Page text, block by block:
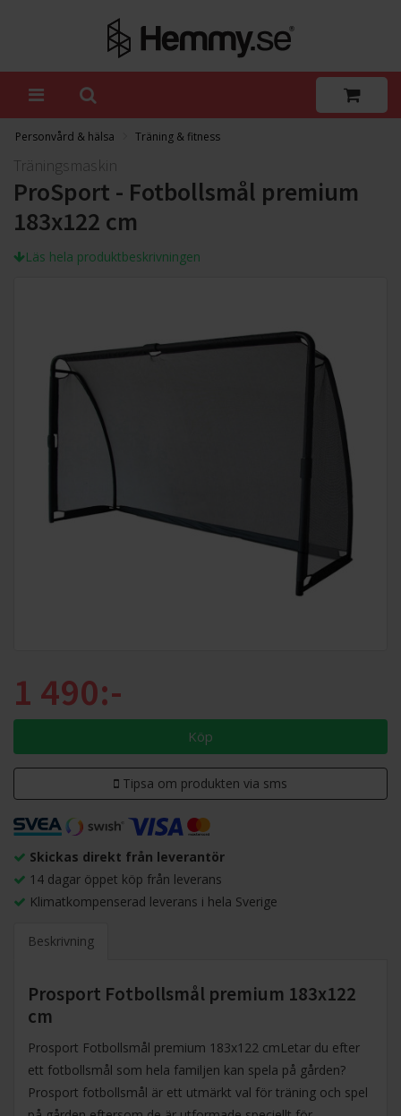
Personvård & hälsa Träning & fitness
Träningsmaskin
ProSport - Fotbollsmål premium
183x122 cm
Läs hela produktbeskrivningen
1 490:-
Köp
Tipsa om produkten via sms
Skickas direkt från leverantör
14 dagar öppet köp från leverans
Klimatkompenserad leverans i hela Sverige
Beskrivning
Prosport Fotbollsmål premium 183x122
cm
Prosport Fotbollsmål premium 183x122 cmLetar du efter
ett fotbollsmål som hela familjen kan spela på gården?
Prosport fotbollsmål är ett utmärkt val för träning och spel